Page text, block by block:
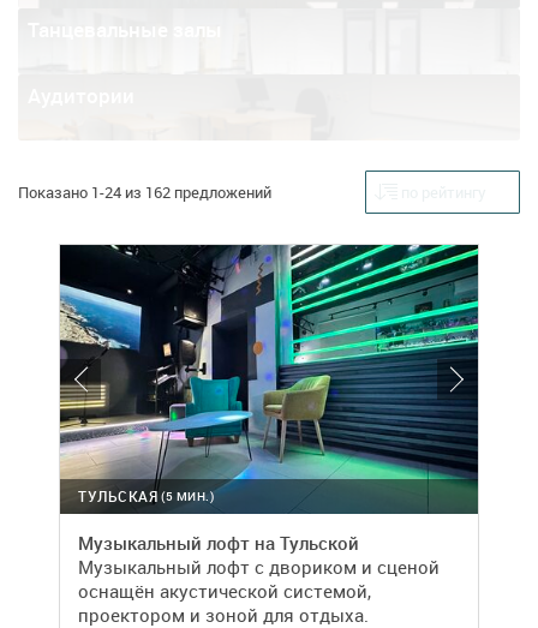
Показано 1-24 из 162 предложений
(5 МИН.)
ТУЛЬСКАЯ
Музыкальный лофт на Тульской
Музыкальный лофт с двориком и сценой
оснащён акустической системой,
проектором и зоной для отдыха.